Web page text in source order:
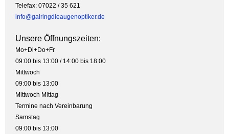
Telefax: 07022 / 35 621
info@gairingdieaugenoptiker.de
Unsere Öffnungszeiten:
Mo+Di+Do+Fr
09:00 bis 13:00 / 14:00 bis 18:00
Mittwoch
09:00 bis 13:00
Mittwoch Mittag
Termine nach Vereinbarung
Samstag
09:00 bis 13:00